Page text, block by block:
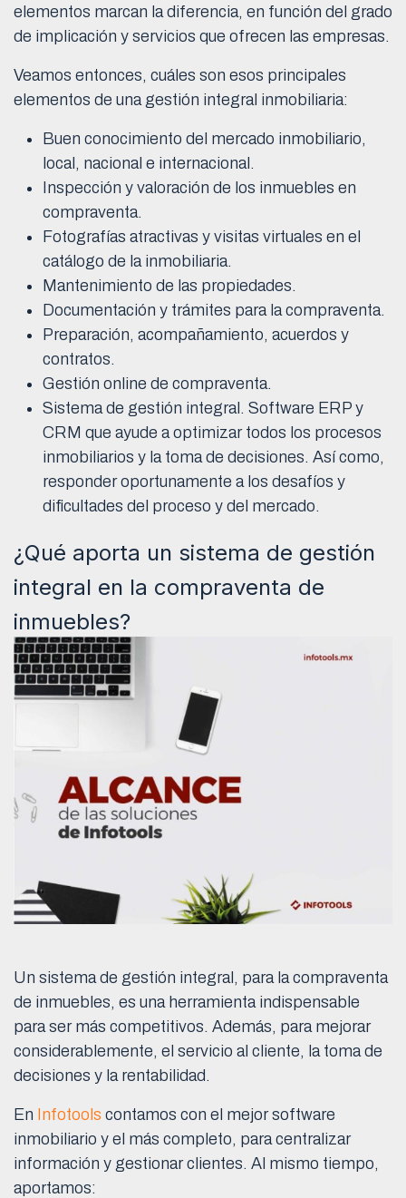
elementos marcan la diferencia, en función del grado
de implicación y servicios que ofrecen las empresas.
Veamos entonces, cuáles son esos principales
elementos de una gestión integral inmobiliaria:
Buen conocimiento del mercado inmobiliario,
local, nacional e internacional.
Inspección y valoración de los inmuebles en
compraventa.
Fotografías atractivas y visitas virtuales en el
catálogo de la inmobiliaria.
Mantenimiento de las propiedades.
Documentación y trámites para la compraventa.
Preparación, acompañamiento, acuerdos y
contratos.
Gestión online de compraventa.
Sistema de gestión integral. Software ERP y
CRM que ayude a optimizar todos los procesos
inmobiliarios y la toma de decisiones. Así como,
responder oportunamente a los desafíos y
dificultades del proceso y del mercado.
¿Qué aporta un sistema de gestión
integral en la compraventa de
inmuebles?
Un sistema de gestión integral, para la compraventa
de inmuebles, es una herramienta indispensable
para ser más competitivos. Además, para mejorar
considerablemente, el servicio al cliente, la toma de
decisiones y la rentabilidad.
En Infotools contamos con el mejor software
inmobiliario y el más completo, para centralizar
información y gestionar clientes. Al mismo tiempo,
aportamos: